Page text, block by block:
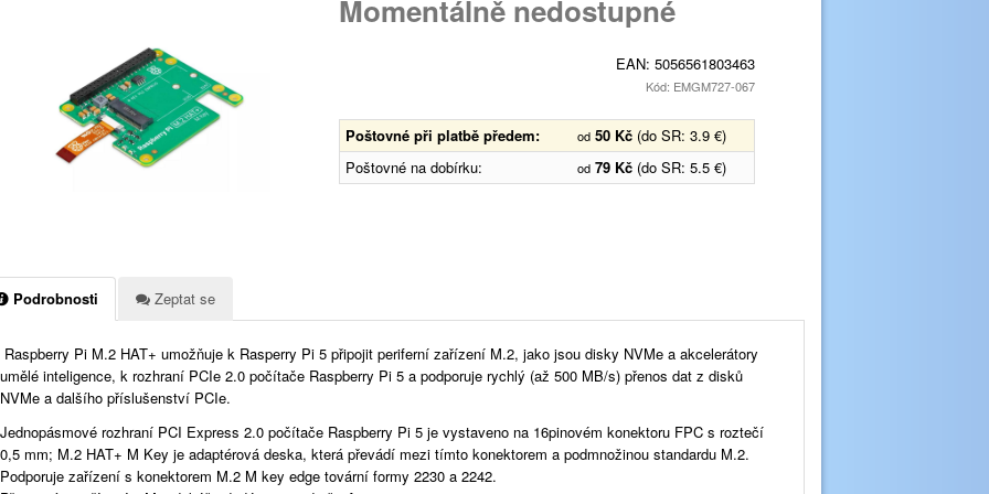
Momentálně nedostupné
EAN: 5056561803463
Kód: EMGM727-067
Poštovné při platbě předem: od 50 Kč (do SR: 3.9 €)
Poštovné na dobírku:
od 79 Kč (do SR: 5.5 €)
Podrobnosti Zeptat se
Raspberry Pi M.2 HAT+ umožňuje k Rasperry Pi 5 připojit periferní zařízení M.2, jako jsou disky NVMe a akcelerátory
umělé inteligence, k rozhraní PCIe 2.0 počítače Raspberry Pi 5 a podporuje rychlý (až 500 MB/s) přenos dat z disků
NVMe a dalšího příslušenství PCIe.
Jednopásmové rozhraní PCI Express 2.0 počítače Raspberry Pi 5 je vystaveno na 16pinovém konektoru FPC s roztečí
0,5 mm; M.2 HAT+ M Key je adaptérová deska, která převádí mezi tímto konektorem a podmnožinou standardu M.2.
Podporuje zařízení s konektorem M.2 M key edge tovární formy 2230 a 2242.